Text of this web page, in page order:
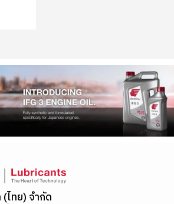
ไทย) จำกัด